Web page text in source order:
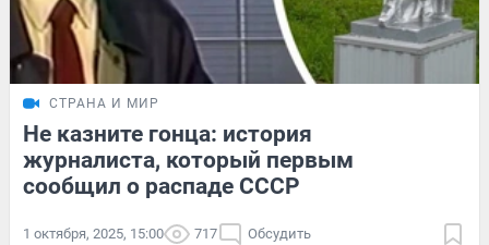
СТРАНА И МИР
Не казните гонца: история
журналиста, который первым
сообщил о распаде СССР
1 октября, 2025, 15:00 717 Обсудить